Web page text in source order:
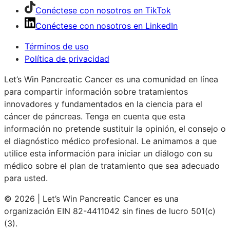
Conéctese con nosotros en TikTok
Conéctese con nosotros en LinkedIn
Términos de uso
Política de privacidad
Let’s Win Pancreatic Cancer es una comunidad en línea
para compartir información sobre tratamientos
innovadores y fundamentados en la ciencia para el
cáncer de páncreas. Tenga en cuenta que esta
información no pretende sustituir la opinión, el consejo o
el diagnóstico médico profesional. Le animamos a que
utilice esta información para iniciar un diálogo con su
médico sobre el plan de tratamiento que sea adecuado
para usted.
© 2026 | Let’s Win Pancreatic Cancer es una
organización EIN 82-4411042 sin fines de lucro 501(c)
(3).